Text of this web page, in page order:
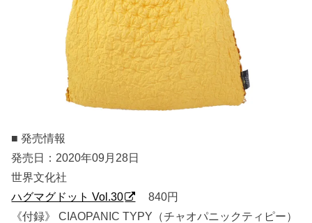
■ 発売情報
発売日：2020年09月28日
世界文化社
ハグマグドット Vol.30
840円
《付録》 CIAOPANIC TYPY（チャオパニックティピー）